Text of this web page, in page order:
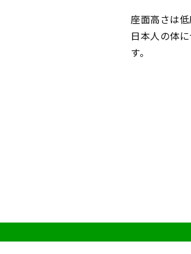
座面高さは
日本人の体
す。